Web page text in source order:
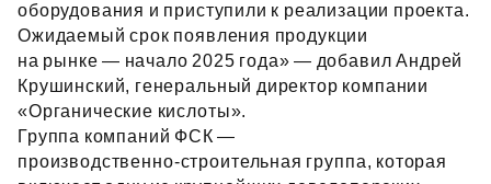
оборудования и приступили к реализации проекта.
Ожидаемый срок появления продукции
на рынке — начало 2025 года» — добавил Андрей
Крушинский, генеральный директор компании
«Органические кислоты».
Группа компаний ФСК —
производственно‑строительная группа, которая